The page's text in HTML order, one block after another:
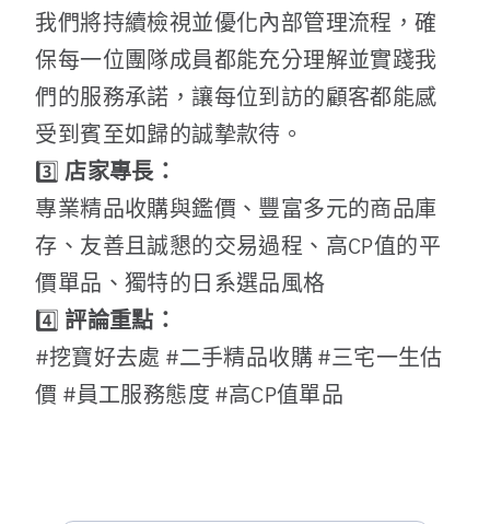
我們將持續檢視並優化內部管理流程，確
保每一位團隊成員都能充分理解並實踐我
們的服務承諾，讓每位到訪的顧客都能感
受到賓至如歸的誠摯款待。
3️⃣ 店家專長：
專業精品收購與鑑價、豐富多元的商品庫
存、友善且誠懇的交易過程、高CP值的平
價單品、獨特的日系選品風格
4️⃣ 評論重點：
#挖寶好去處 #二手精品收購 #三宅一生估
價 #員工服務態度 #高CP值單品